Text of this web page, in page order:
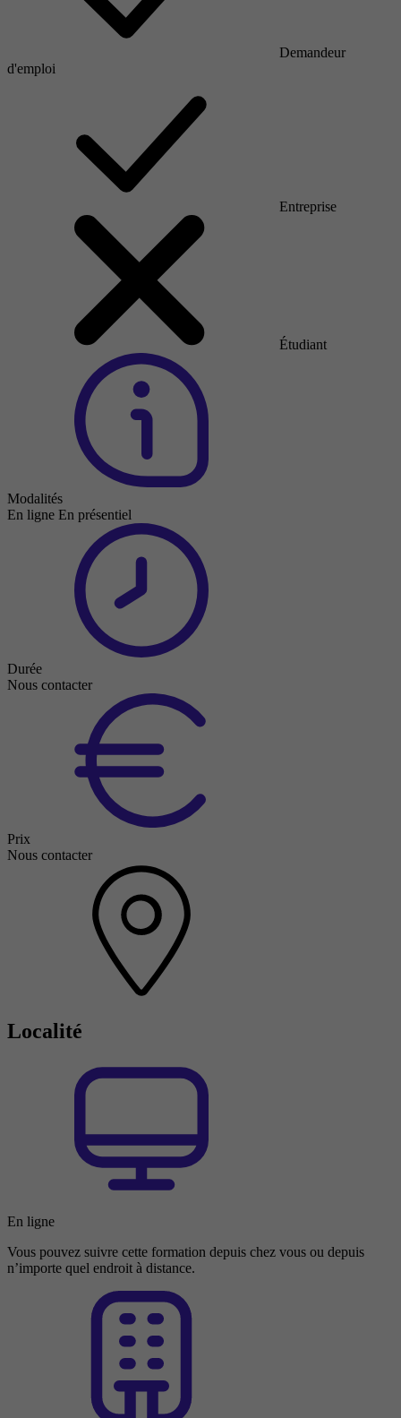
Demandeur
d'emploi
Entreprise
Étudiant
Modalités
En ligne En présentiel
Durée
Nous contacter
Prix
Nous contacter
Localité
En ligne
Vous pouvez suivre cette formation depuis chez vous ou depuis
n’importe quel endroit à distance.